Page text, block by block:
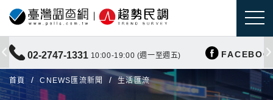
02-2747-1331 10:00-19:00 (週一至週五)
首頁 CNEWS匯流新聞 生活匯流